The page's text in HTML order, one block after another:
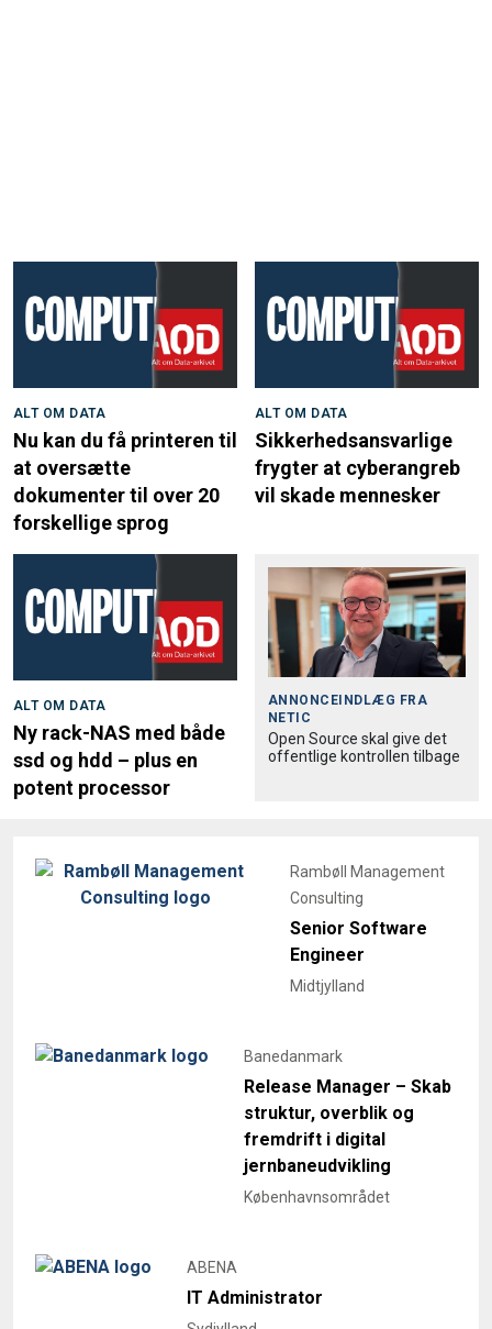
ALT OM DATA
Nu kan du få printeren til
at oversætte
dokumenter til over 20
forskellige sprog
ALT OM DATA
Sikkerhedsansvarlige
frygter at cyberangreb
vil skade mennesker
ALT OM DATA
Ny rack-NAS med både
ssd og hdd – plus en
potent processor
ANNONCEINDLÆG FRA
NETIC
Open Source skal give det
offentlige kontrollen tilbage
Rambøll Management
Consulting
Senior Software
Engineer
Midtjylland
Banedanmark
Release Manager – Skab
struktur, overblik og
fremdrift i digital
jernbaneudvikling
Københavnsområdet
ABENA
IT Administrator